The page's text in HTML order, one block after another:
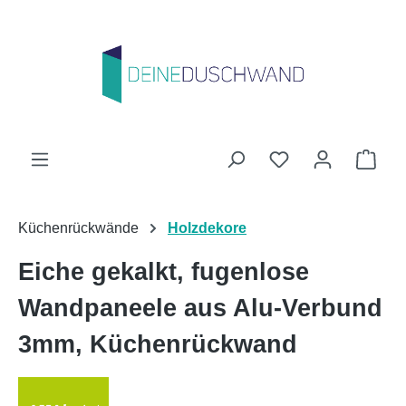
Du hast 0
Küchenrückwände Holzdekore
Eiche gekalkt, fugenlose
Wandpaneele aus Alu-Verbund
3mm, Küchenrückwand